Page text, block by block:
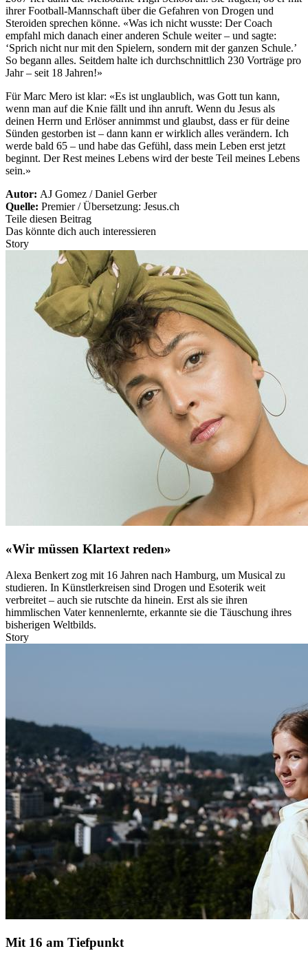
ihrer Football-Mannschaft über die Gefahren von Drogen und
Steroiden sprechen könne. «Was ich nicht wusste: Der Coach
empfahl mich danach einer anderen Schule weiter – und sagte:
‘Sprich nicht nur mit den Spielern, sondern mit der ganzen Schule.’
So begann alles. Seitdem halte ich durchschnittlich 230 Vorträge pro
Jahr – seit 18 Jahren!»
Für Marc Mero ist klar: «Es ist unglaublich, was Gott tun kann,
wenn man auf die Knie fällt und ihn anruft. Wenn du Jesus als
deinen Herrn und Erlöser annimmst und glaubst, dass er für deine
Sünden gestorben ist – dann kann er wirklich alles verändern. Ich
werde bald 65 – und habe das Gefühl, dass mein Leben erst jetzt
beginnt. Der Rest meines Lebens wird der beste Teil meines Lebens
sein.»
Autor: AJ Gomez / Daniel Gerber
Quelle: Premier / Übersetzung: Jesus.ch
Teile diesen Beitrag
Das könnte dich auch interessieren
Story
«Wir müssen Klartext reden»
Alexa Benkert zog mit 16 Jahren nach Hamburg, um Musical zu
studieren. In Künstlerkreisen sind Drogen und Esoterik weit
verbreitet – auch sie rutschte da hinein. Erst als sie ihren
himmlischen Vater kennenlernte, erkannte sie die Täuschung ihres
bisherigen Weltbilds.
Story
Mit 16 am Tiefpunkt